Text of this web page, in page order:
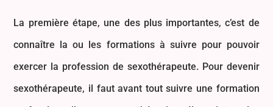
La première étape, une des plus importantes, c’est de
connaître la ou les formations à suivre pour pouvoir
exercer la profession de sexothérapeute. Pour devenir
sexothérapeute, il faut avant tout suivre une formation